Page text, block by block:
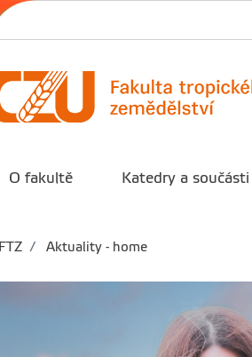
O fakultě Katedry a součásti
FTZ Aktuality - home